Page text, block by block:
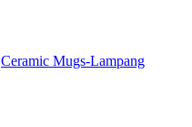
Ceramic Mugs-Lampang